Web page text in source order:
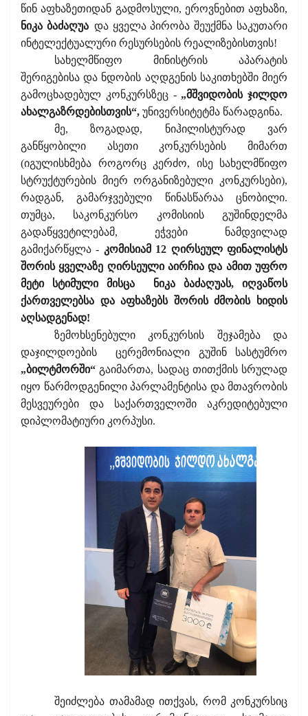
წინ აფხაზეთიდან გადმოსული, ეროვნებით აფხაზი,
ნიკა ბაძაღუა და ყველა პირობა შეუქმნა საკუთარი
ინტელექტუალური რესურსების რეალიზებისთვის!
სახელმწიფო მინისტრის აპარატის
შერიგებისა და ნდობის აღდგენის საკითხებში მიერ
გამოცხადებულ კონკურსზეც - „მშვიდობის ჯილდო
ახალგაზრდებისთვის“, უნივერსიტეტმა წარადგინა.
მე, ზოგადად, ნიჰილისტურად ვარ
განწყობილი ასეთი კონკურსების მიმართ
(იგულისხმება როგორც კერძო, ისე სახელმწიფო
სტრუქტურების მიერ ორგანიზებული კონკურსები),
რადგან, გამარჯვებული წინასწარაა ცნობილი.
თუმცა, საკონკურსო კომისიის გუშინდელმა
გადაწყვეტილებამ, ეჭვები ნამდვილად
გამიქარწყლა - კომისიამ 12 ღირსეულ ფინალისტს
შორის ყველაზე ღირსეული აირჩია და ამით უფრო
მეტი სტიმული მისცა
ნიკა ბაძაღუას, იღვაწოს
ქართველებსა და აფხაზებს შორის ძმობის ხიდის
აღსადგენად!
ზემოხსენებული კონკურსის შეჯამება და
დაჯილდოების
ცერემონიალი გუშინ სასტუმრო
„ბილტმორში“ გაიმართა, სადაც თითქმის სრულად
იყო წარმოდგენილი პარლამენტისა და მთავრობის
მესვეურები და საქართველოში აკრედიტებული
დიპლომატიური კორპუსი.
შეიძლება თამამად ითქვას, რომ კონკურსიც